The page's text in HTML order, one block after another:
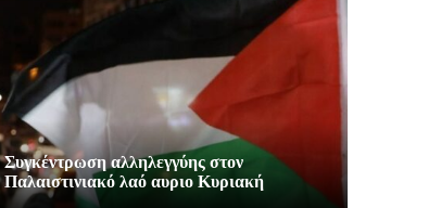
Συγκέντρωση αλληλεγγύης στον
Παλαιστινιακό λαό αυριο Κυριακή